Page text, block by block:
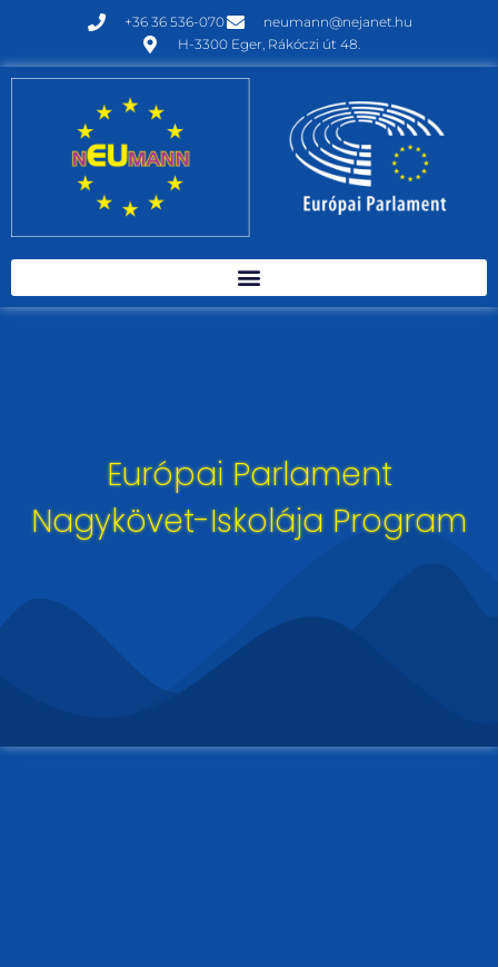
+36 36 536-070
neumann@nejanet.hu
H-3300 Eger, Rákóczi út 48.
Európai Parlament
Nagykövet-Iskolája Program